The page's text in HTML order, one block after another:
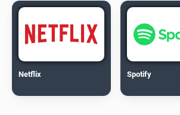
Netflix Spotify